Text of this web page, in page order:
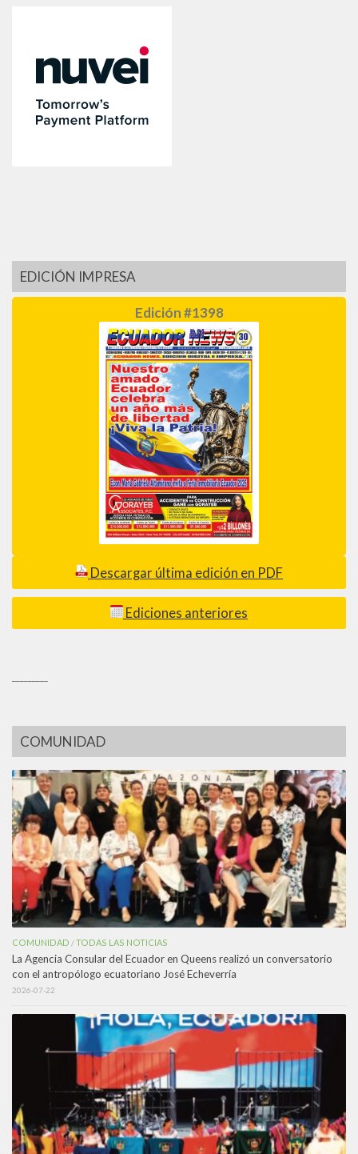
EDICIÓN IMPRESA
Edición #1398
Descargar última edición en PDF
Ediciones anteriores
COMUNIDAD
COMUNIDAD /TODAS LAS NOTICIAS
La Agencia Consular del Ecuador en Queens realizó un conversatorio
con el antropólogo ecuatoriano José Echeverría
2026-07-22